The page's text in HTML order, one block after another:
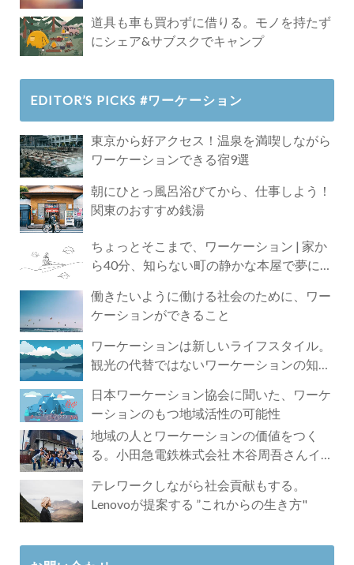
道具も車も買わずに借りる。モノを持たず
にシェア&サブスクでキャンプ
EDITOR’S PICKS #ワーケーション
東京から好アクセス！温泉を満喫しながら
ワーケーションできる宿9選
朝にひとっ風呂浴びてから、仕事しよう！
関東のおすすめ銭湯
ちょっとそこまで、ワーケーション | 家か
ら40分、知らない町の静かな本屋で夢に近
働きたいように働ける社会のために、ワー
ケーションができること
ワーケーションは新しいライフスタイル。
観光の代替ではないワーケーションの知ら
日本ワーケーション協会に聞いた、ワーケ
ーションのもつ地域活性の可能性
地域の人とワーケーションの価値をつく
る。小田急電鉄株式会社 木谷周吾さんイン
テレワークしながら社会貢献もする。
Lenovoが提案する ”これからの生き方"